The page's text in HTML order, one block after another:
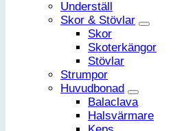
Underställ
Skor & Stövlar
Skor
Skoterkängor
Stövlar
Strumpor
Huvudbonad
Balaclava
Halsvärmare